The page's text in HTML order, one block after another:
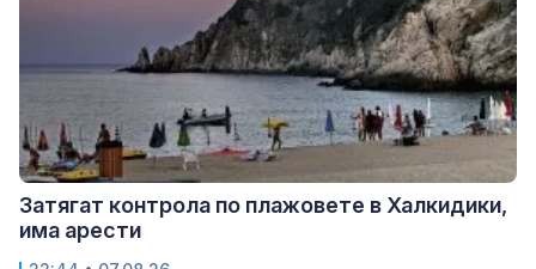
Затягат контрола по плажовете в Халкидики,
има арести